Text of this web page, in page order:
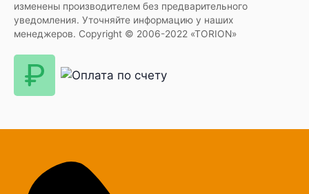
изменены производителем без предварительного
уведомления. Уточняйте информацию у наших
менеджеров. Copyright © 2006-2022 «TORION»